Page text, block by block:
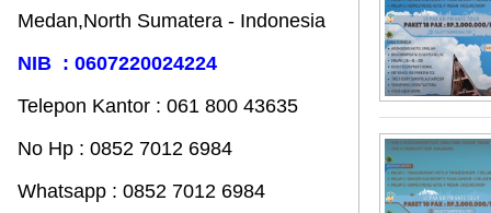
Medan,North Sumatera - Indonesia
NIB : 0607220024224
Telepon Kantor : 061‎ 800 43635
No Hp : 0852 7012 6984
Whatsapp : 0852 7012 6984